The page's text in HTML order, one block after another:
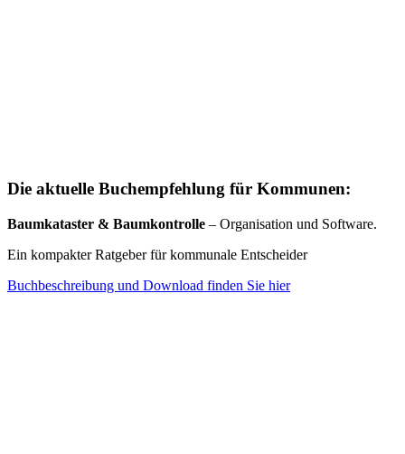
Die aktuelle Buchempfehlung für Kommunen:
Baumkataster & Baumkontrolle – Organisation und Software.
Ein kompakter Ratgeber für kommunale Entscheider
Buchbeschreibung und Download finden Sie hier